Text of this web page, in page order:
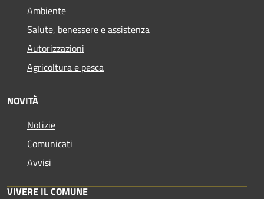
Ambiente
Salute, benessere e assistenza
Autorizzazioni
Agricoltura e pesca
NOVITÀ
Notizie
Comunicati
Avvisi
VIVERE IL COMUNE